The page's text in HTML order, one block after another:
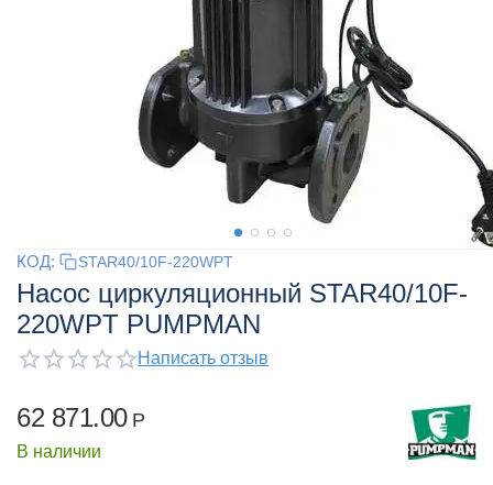
КОД: STAR40/10F-220WPT
Насос циркуляционный STAR40/10F-
220WPT PUMPMAN
Написать отзыв
62 871.00 Р
В наличии